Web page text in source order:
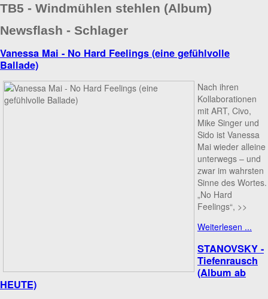
TB5 - Windmühlen stehlen (Album)
Newsflash - Schlager
Vanessa Mai - No Hard Feelings (eine gefühlvolle
Ballade)
Nach ihren
Kollaborationen
mit ART, Civo,
Mike Singer und
Sido ist Vanessa
Mai wieder alleine
unterwegs – und
zwar im wahrsten
Sinne des Wortes.
„No Hard
Feelings“, >>
Weiterlesen ...
STANOVSKY -
Tiefenrausch
(Album ab
HEUTE)